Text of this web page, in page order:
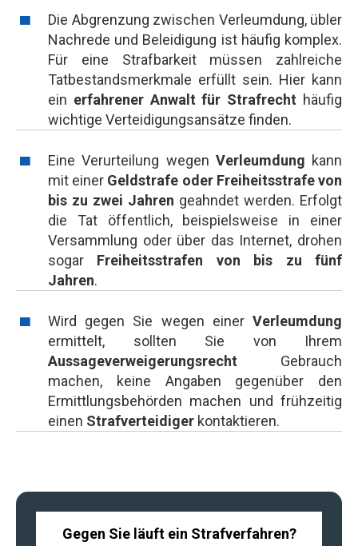
Die Abgrenzung zwischen Verleumdung, übler
Nachrede und Beleidigung ist häufig komplex.
Für eine Strafbarkeit müssen zahlreiche
Tatbestandsmerkmale erfüllt sein. Hier kann
ein erfahrener Anwalt für Strafrecht häufig
wichtige Verteidigungsansätze finden.
Eine Verurteilung wegen Verleumdung kann
mit einer Geldstrafe oder Freiheitsstrafe von
bis zu zwei Jahren geahndet werden. Erfolgt
die Tat öffentlich, beispielsweise in einer
Versammlung oder über das Internet, drohen
sogar Freiheitsstrafen von bis zu fünf
Jahren.
Wird gegen Sie wegen einer Verleumdung
ermittelt, sollten Sie von Ihrem
Aussageverweigerungsrecht Gebrauch
machen, keine Angaben gegenüber den
Ermittlungsbehörden machen und frühzeitig
einen Strafverteidiger kontaktieren.
Gegen Sie läuft ein Strafverfahren?